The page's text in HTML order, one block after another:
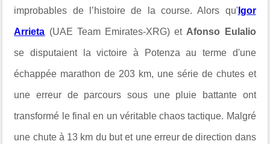
improbables de l’histoire de la course. Alors qu'Igor
Arrieta (UAE Team Emirates-XRG) et Afonso Eulalio
se disputaient la victoire à Potenza au terme d'une
échappée marathon de 203 km, une série de chutes et
une erreur de parcours sous une pluie battante ont
transformé le final en un véritable chaos tactique. Malgré
une chute à 13 km du but et une erreur de direction dans